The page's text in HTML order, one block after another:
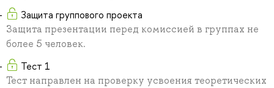
Защита группового проекта
Защита презентации перед комиссией в группах не
более 5 человек.
Тест 1
Тест направлен на проверку усвоения теоретических